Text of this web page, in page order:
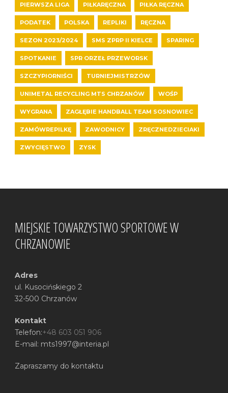
PIERWSZA LIGA PIŁKARĘCZNA PIŁKA RĘCZNA
PODATEK POLSKA REPLIKI RĘCZNA
SEZON 2023/2024 SMS ZPRP II KIELCE SPARING
SPOTKANIE SPR ORZEŁ PRZEWORSK
SZCZYPIORNIŚCI TURNIEJMISTRZÓW
UNIMETAL RECYCLING MTS CHRZANÓW WOŚP
WYGRANA ZAGŁĘBIE HANDBALL TEAM SOSNOWIEC
ZAMÓWREPILKĘ ZAWODNICY ZRĘCZNEDZIECIAKI
ZWYCIĘSTWO ZYSK
MIEJSKIE TOWARZYSTWO SPORTOWE W
CHRZANOWIE
Adres
ul. Kusocińskiego 2
32-500 Chrzanów
Kontakt
Telefon:+48 603 051 906
E-mail: mts1997@interia.pl
Zapraszamy do kontaktu